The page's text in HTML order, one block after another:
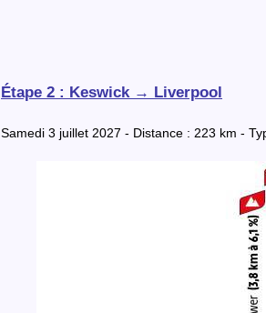
Étape 2 : Keswick → Liverpool
Samedi 3 juillet 2027 - Distance : 223 km -